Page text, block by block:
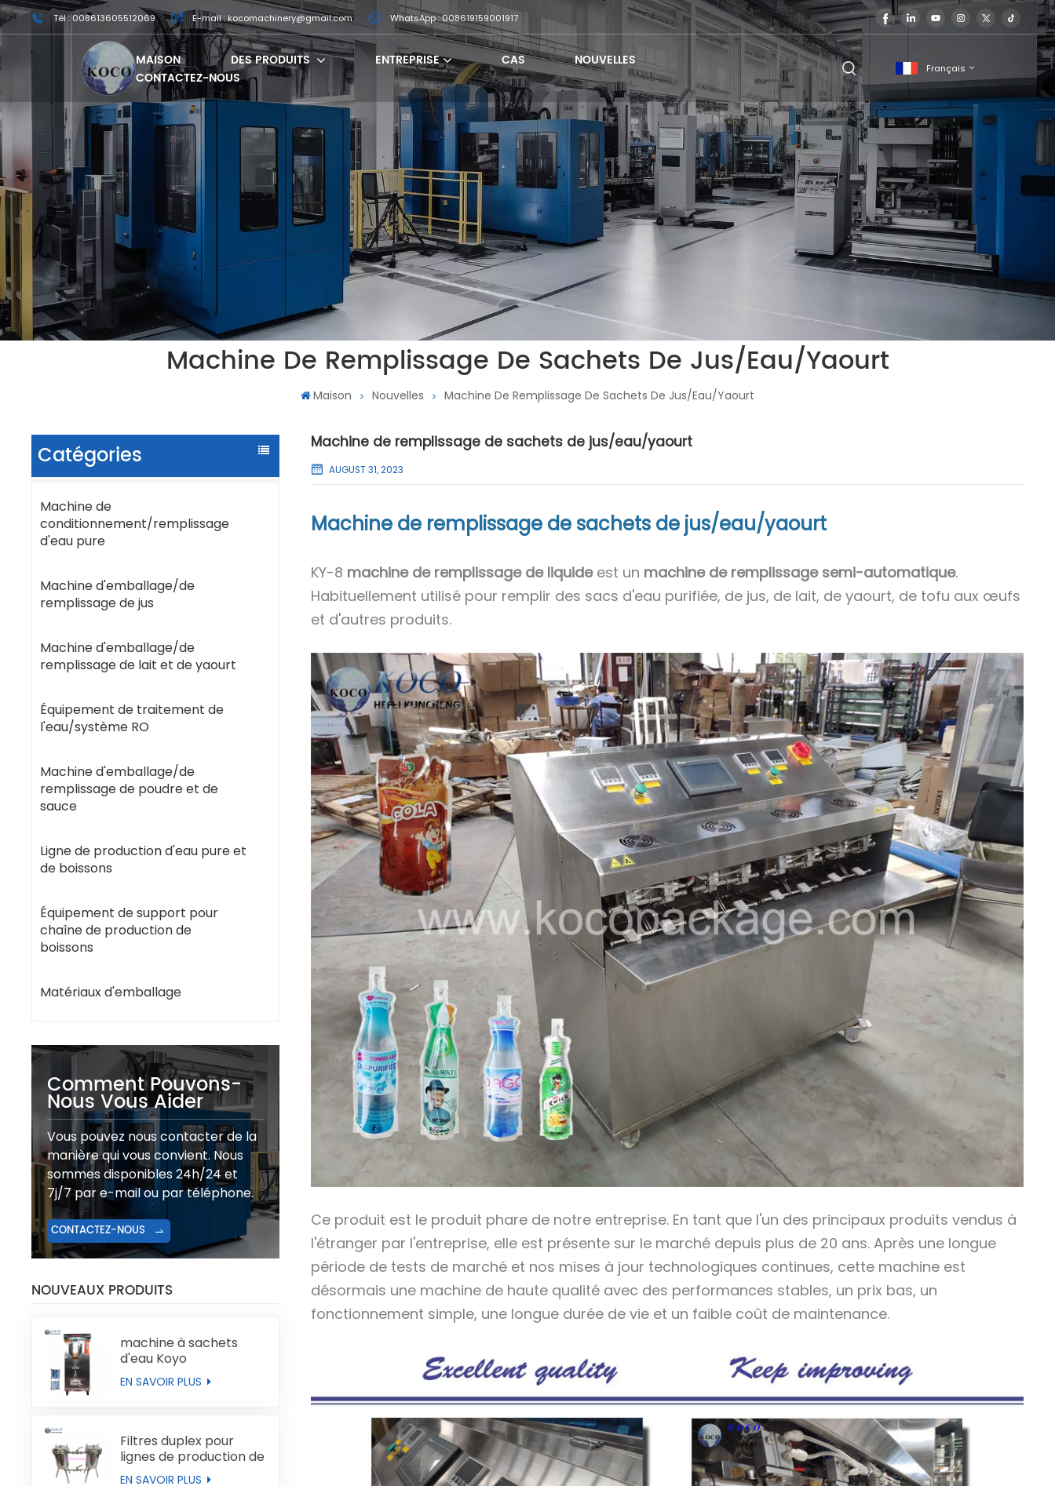
Tél : 008613605512069 E-mail : kocomachinery@gmail.com WhatsApp : 008619159001917
MAISON DES PRODUITS ENTREPRISE CAS
NOUVELLES
CONTACTEZ-NOUS
Français
English
français
Machine De Remplissage De Sachets De Jus/eau/yaourt
Maison Nouvelles Machine De Remplissage De Sachets De Jus/eau/yaourt
Catégories
Machine de
conditionnement/remplissage
d'eau pure
Machine d'emballage/de
remplissage de jus
Machine d'emballage/de
remplissage de lait et de yaourt
Équipement de traitement de
l'eau/système RO
Machine d'emballage/de
remplissage de poudre et de
sauce
Ligne de production d'eau pure et
de boissons
Équipement de support pour
chaîne de production de
boissons
Matériaux d'emballage
Comment Pouvons-
Nous Vous Aider
Vous pouvez nous contacter de la
manière qui vous convient. Nous
sommes disponibles 24h/24 et
7j/7 par e-mail ou par téléphone.
CONTACTEZ-NOUS
NOUVEAUX PRODUITS
machine à sachets
d'eau Koyo
EN SAVOIR PLUS
Filtres duplex pour
lignes de production de
liquides
EN SAVOIR PLUS
Machine de remplissage de sachets de jus/eau/yaourt
AUGUST 31, 2023
Machine de remplissage de sachets de jus/eau/yaourt
KY-8 machine de remplissage de liquideest un machine de remplissage semi-automatique.
Habituellement utilisé pour remplir des sacs d'eau purifiée, de jus, de lait, de yaourt, de tofu aux œufs
et d'autres produits.
Ce produit est le produit phare de notre entreprise. En tant que l'un des principaux produits vendus à
l'étranger par l'entreprise, elle est présente sur le marché depuis plus de 20 ans. Après une longue
période de tests de marché et nos mises à jour technologiques continues, cette machine est
désormais une machine de haute qualité avec des performances stables, un prix bas, un
fonctionnement simple, une longue durée de vie et un faible coût de maintenance.